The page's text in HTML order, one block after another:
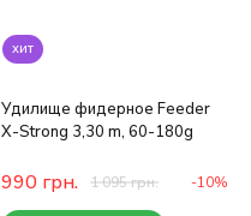
хит
Удилище фидерное Feeder
X-Strong 3,30 m, 60-180g
990 грн. 1 095грн. -10%